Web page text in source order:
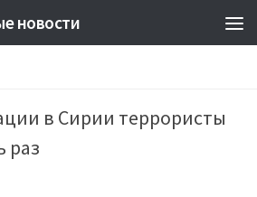
новости
в Сирии террористы
раз